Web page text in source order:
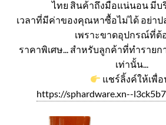
ไทย สินค้าถึงมือแน่นอน มีบ
เวลาที่มีค่าของคุณหาซื้อไม่ได้ อย่าป
เพราะขาดอุปกรณ์ที่ต้
ราคาพิเศษ... สำหรับลูกค้าที่ทำรายก
เท่านั้น...
แชร์ลิ้งค์ให้เพื่อ
https://sphardware.xn--